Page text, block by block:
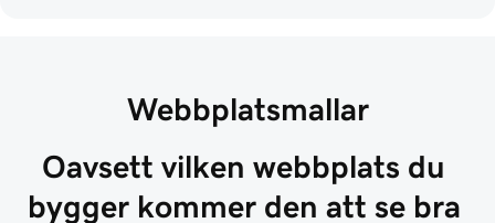
Webbplatsmallar
Oavsett vilken webbplats du
bygger kommer den att se bra